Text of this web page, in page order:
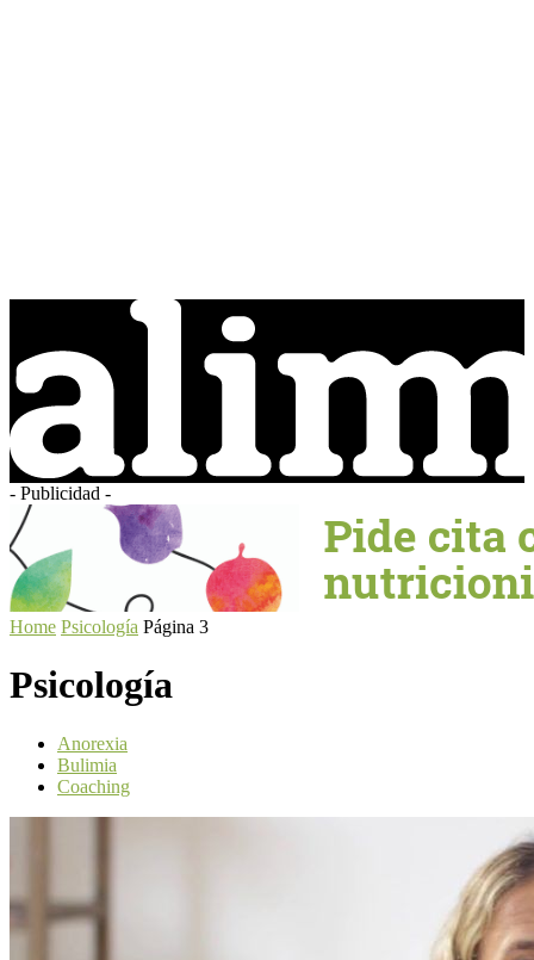
- Publicidad -
Home Psicología Página 3
Psicología
Anorexia
Bulimia
Coaching